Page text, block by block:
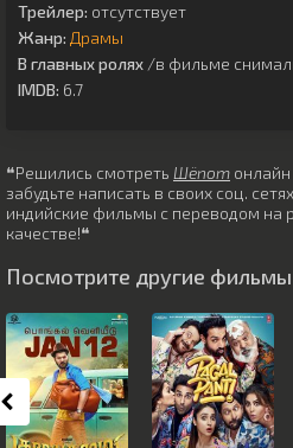
Трейлер: отсутствует
Жанр: Драмы
В главных ролях /в фильме
IMDB: 6.7
❝Решились смотреть Шёпот
забудьте написать в своих соц.
индийские фильмы с переводом на
качестве!❝
Посмотрите другие